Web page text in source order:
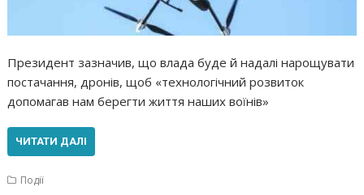
Президент зазначив, що влада буде й надалі нарощувати
постачання, дронів, щоб «технологічний розвиток
допомагав нам берегти життя наших воїнів»
ЧИТАТИ ДАЛІ
Події